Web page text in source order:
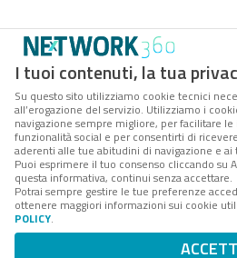
I tuoi contenuti, la tua
Su questo sito utilizziamo cookie tecnici
all’erogazione del servizio. Utilizziamo i
navigazione sempre migliore, per facilitare
funzionalità social e per consentirti di
aderenti alle tue abitudini di navigazione e ai
Puoi esprimere il tuo consenso cliccando su
questa informativa, continui senza accettare.
Potrai sempre gestire le tue preferenze
ottenere maggiori informazioni sui cookie
POLICY.